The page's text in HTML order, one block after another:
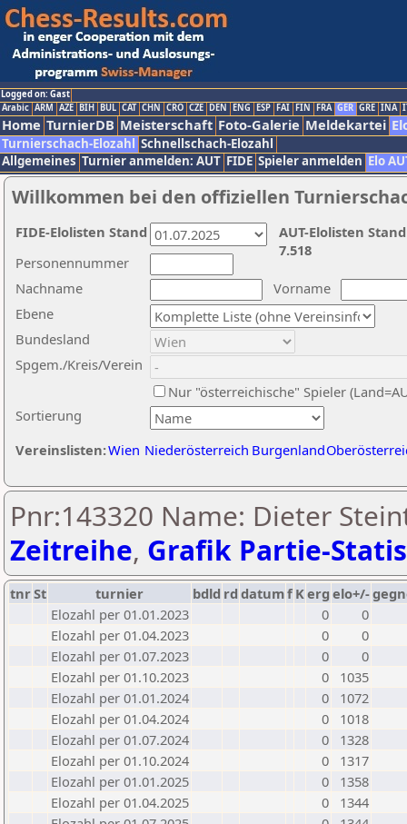
Logged on: Gast
Arabic ARM AZE BIH BUL CAT CHN CRO CZE DEN ENG ESP FAI FIN FRA GER GRE INA
Home TurnierDB Meisterschaft Foto-Galerie Meldekartei
Turnierschach-Elozahl Schnellschach-Elozahl
Allgemeines Turnier anmelden: AUT FIDE Spieler anmelden Elo
Willkommen bei den offiziellen
Nachname
Vorname
Ebene
Sortierung
Personennummer
Bundesland
Spgem./Kreis/Verein
Nur "österreichische" Spieler
Vereinslisten:Wien Niederösterreich Burgenland
AUT-Elolisten
7.518
FIDE-Elolisten Stand
Pnr:143320 Name: Dieter
Zeitreihe, Grafik Partie-
tnrSt turnier bdld rd datumf Kerg elo+/-
Elozahl per 01.01.2023
0
0
Elozahl per 01.04.2023
0
0
Elozahl per 01.07.2023
0
0
Elozahl per 01.10.2023
0
1035
Elozahl per 01.01.2024
0
1072
Elozahl per 01.04.2024
0
1018
Elozahl per 01.07.2024
0
1328
Elozahl per 01.10.2024
0
1317
Elozahl per 01.01.2025
0
1358
Elozahl per 01.04.2025
0
1344